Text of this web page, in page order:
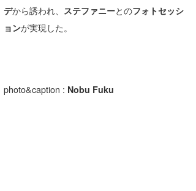
デから誘われ、 ステファニーとのフォトセッシ
ョンが実現した。
photo&caption : Nobu Fuku
Mr.K
chappy